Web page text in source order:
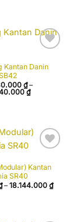
wishlist
Kantan Danin
₫ –
₫Khoảng
giá:
16.740.000
wishlist
Kantan
SR40
– 18.144.000 ₫
giá: